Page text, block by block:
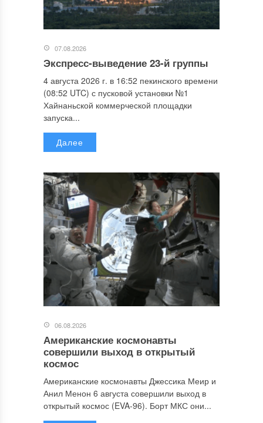
07.08.2026
Экспресс-выведение 23-й группы
4 августа 2026 г. в 16:52 пекинского времени
(08:52 UTC) с пусковой установки №1
Хайнаньской коммерческой площадки
запуска...
Далее
06.08.2026
Американские космонавты
совершили выход в открытый
космос
Американские космонавты Джессика Меир и
Анил Менон 6 августа совершили выход в
открытый космос (EVA-96). Борт МКС они...